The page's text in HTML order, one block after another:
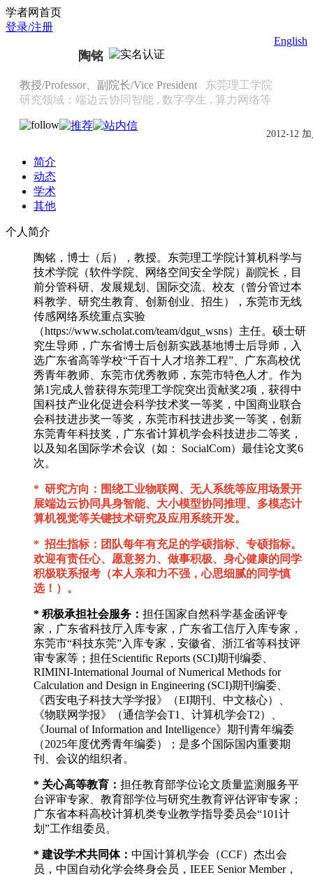
学者网首页
登录/注册
English
陶铭
教授/Professor、副院长/Vice President
东莞理工学院
研究领域：端边云协同智能 , 数字孪生 , 算力网络等
2012-12
简介
动态
学术
其他
个人简介
陶铭，博士（后），教授。东莞理工学院计算机科学与
技术学院（软件学院、网络空间安全学院）副院长，目
前分管科研、发展规划、国际交流、校友（曾分管过本
科教学、研究生教育、创新创业、招生），东莞市无线
传感网络系统重点实验
（https://www.scholat.com/team/dgut_wsns）主任。硕士研
究生导师，广东省博士后创新实践基地博士后导师，入
选广东省高等学校“千百十人才培养工程”、广东高校优
秀青年教师、东莞市优秀教师，东莞市特色人才。作为
第1完成人曾获得东莞理工学院突出贡献奖2项，获得中
国科技产业化促进会科学技术奖一等奖，中国商业联合
会科技进步奖一等奖，东莞市科技进步奖一等奖，创新
东莞青年科技奖，广东省计算机学会科技进步二等奖，
以及知名国际学术会议（如： SocialCom）最佳论文奖6
次。
* 研究方向：围绕工业物联网、无人系统等应用场景开
展端边云协同具身智能、大小模型协同推理、多模态计
算机视觉等关键技术研究及应用系统开发。
* 招生指标：团队每年有充足的学硕指标、专硕指标。
欢迎有责任心、愿意努力、做事积极、身心健康的同学
积极联系报考（本人亲和力不强，心思细腻的同学慎
选！）。
* 积极承担社会服务： 担任国家自然科学基金函评专
家，广东省科技厅入库专家，广东省工信厅入库专家，
东莞市“科技东莞”入库专家，安徽省、浙江省等科技评
审专家等；担任Scientific Reports (SCI)期刊编委、
RIMINI-International Journal of Numerical Methods for
Calculation and Design in Engineering (SCI)期刊编委、
《西安电子科技大学学报》（EI期刊、中文核心）、
《物联网学报》（通信学会T1、计算机学会T2）、
《Journal of Information and Intelligence》期刊青年编委
（2025年度优秀青年编委）；是多个国际国内重要期
刊、会议的组织者。
* 关心高等教育： 担任教育部学位论文质量监测服务平
台评审专家、教育部学位与研究生教育评估评审专家；
广东省本科高校计算机类专业教学指导委员会“101计
划”工作组委员。
* 建设学术共同体： 中国计算机学会（CCF）杰出会
员，中国自动化学会终身会员，IEEE Senior Member，